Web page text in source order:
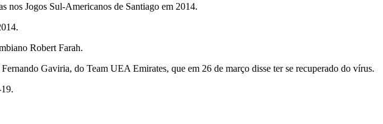
nos Jogos Sul-Americanos de Santiago em 2014.
Robert Farah.
Gaviria, do Team UEA Emirates, que em 26 de março disse ter se recuperado do vírus.